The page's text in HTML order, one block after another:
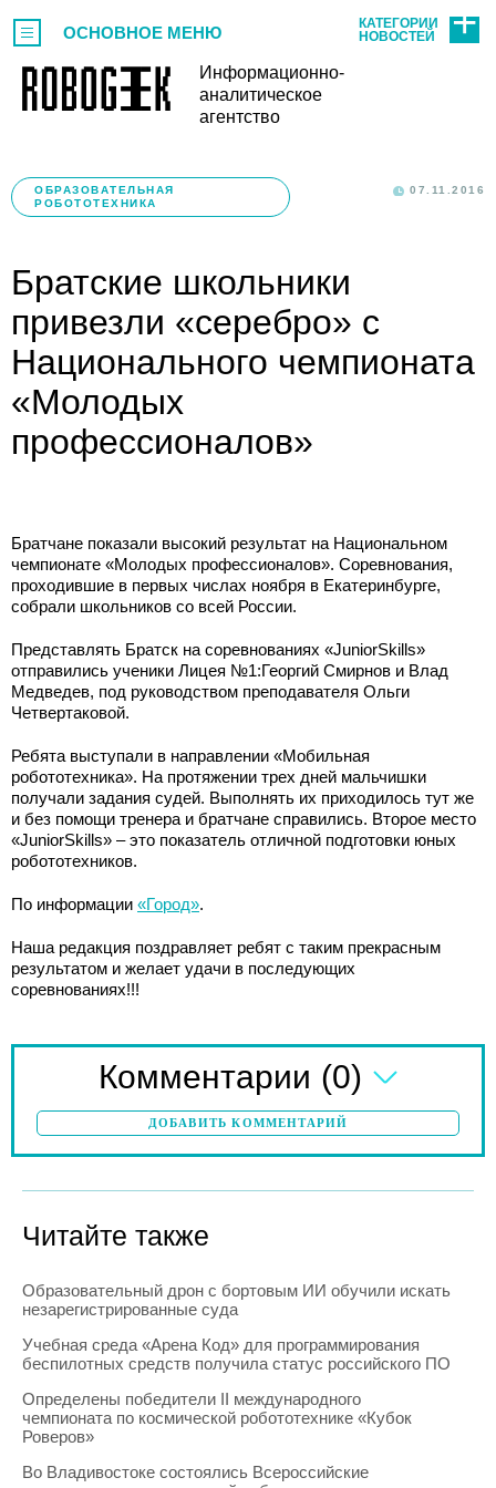
Информационно-
аналитическое
агентство
ОСНОВНОЕ МЕНЮ
КАТЕГОРИИ
НОВОСТЕЙ
ОБРАЗОВАТЕЛЬНАЯ
РОБОТОТЕХНИКА
07.11.2016
Братские школьники
привезли «серебро» с
Национального чемпионата
«Молодых
профессионалов»
Братчане показали высокий результат на Национальном
чемпионате «Молодых профессионалов». Соревнования,
проходившие в первых числах ноября в Екатеринбурге,
собрали школьников со всей России.
Представлять Братск на соревнованиях «JuniorSkills»
отправились ученики Лицея №1:Георгий Смирнов и Влад
Медведев, под руководством преподавателя Ольги
Четвертаковой.
Ребята выступали в направлении «Мобильная
робототехника». На протяжении трех дней мальчишки
получали задания судей. Выполнять их приходилось тут же
и без помощи тренера и братчане справились. Второе место
«JuniorSkills» – это показатель отличной подготовки юных
робототехников.
По информации «Город».
Наша редакция поздравляет ребят с таким прекрасным
результатом и желает удачи в последующих
соревнованиях!!!
Комментарии (0)
ДОБАВИТЬ КОММЕНТАРИЙ
Читайте также
Образовательный дрон с бортовым ИИ обучили искать
незарегистрированные суда
Учебная среда «Арена Код» для программирования
беспилотных средств получила статус российского ПО
Определены победители II международного
чемпионата по космической робототехнике «Кубок
Роверов»
Во Владивостоке состоялись Всероссийские